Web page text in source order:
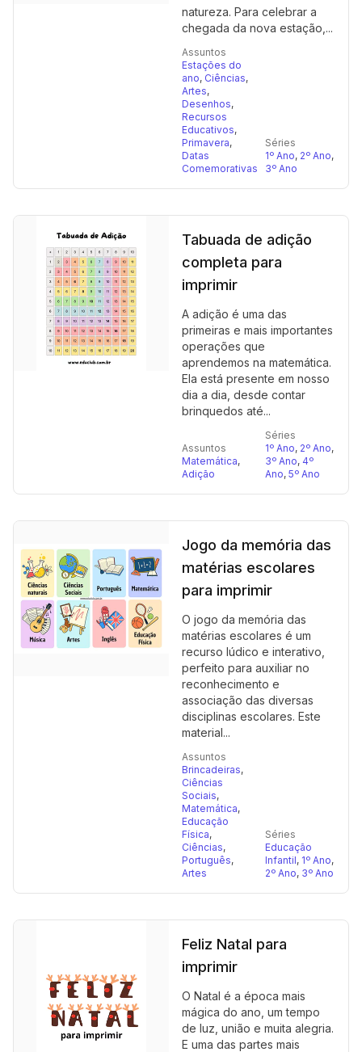
natureza. Para celebrar a
chegada da nova estação,...
Assuntos
Estações do
ano, Ciências,
Artes,
Desenhos,
Recursos
Educativos,
Primavera,
Datas
Comemorativas
Séries
1º Ano, 2º Ano,
3º Ano
Tabuada de adição
completa para
imprimir
A adição é uma das
primeiras e mais importantes
operações que
aprendemos na matemática.
Ela está presente em nosso
dia a dia, desde contar
brinquedos até...
Assuntos
Matemática,
Adição
Séries
1º Ano, 2º Ano,
3º Ano, 4º
Ano, 5º Ano
Jogo da memória das
matérias escolares
para imprimir
O jogo da memória das
matérias escolares é um
recurso lúdico e interativo,
perfeito para auxiliar no
reconhecimento e
associação das diversas
disciplinas escolares. Este
material...
Assuntos
Brincadeiras,
Ciências
Sociais,
Matemática,
Educação
Física,
Ciências,
Português,
Artes
Séries
Educação
Infantil, 1º Ano,
2º Ano, 3º Ano
Feliz Natal para
imprimir
O Natal é a época mais
mágica do ano, um tempo
de luz, união e muita alegria.
E uma das partes mais